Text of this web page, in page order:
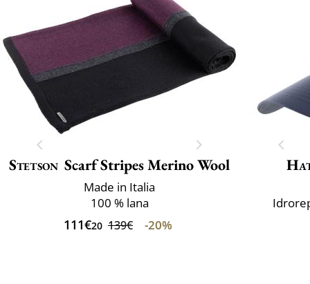
Stetson Scarf Stripes Merino Wool
Made in Italia
100 % lana
111€20 139€ -20%